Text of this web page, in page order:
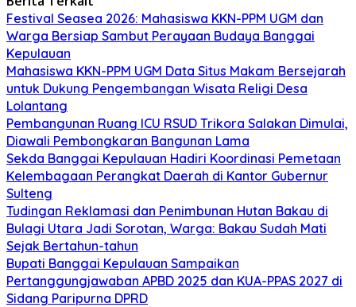
Festival Seasea 2026: Mahasiswa KKN-PPM UGM dan
Warga Bersiap Sambut Perayaan Budaya Banggai
Kepulauan
Mahasiswa KKN-PPM UGM Data Situs Makam Bersejarah
untuk Dukung Pengembangan Wisata Religi Desa
Lolantang
Pembangunan Ruang ICU RSUD Trikora Salakan Dimulai,
Diawali Pembongkaran Bangunan Lama
Sekda Banggai Kepulauan Hadiri Koordinasi Pemetaan
Kelembagaan Perangkat Daerah di Kantor Gubernur
Sulteng
Tudingan Reklamasi dan Penimbunan Hutan Bakau di
Bulagi Utara Jadi Sorotan, Warga: Bakau Sudah Mati
Sejak Bertahun-tahun
Bupati Banggai Kepulauan Sampaikan
Pertanggungjawaban APBD 2025 dan KUA-PPAS 2027 di
Sidang Paripurna DPRD